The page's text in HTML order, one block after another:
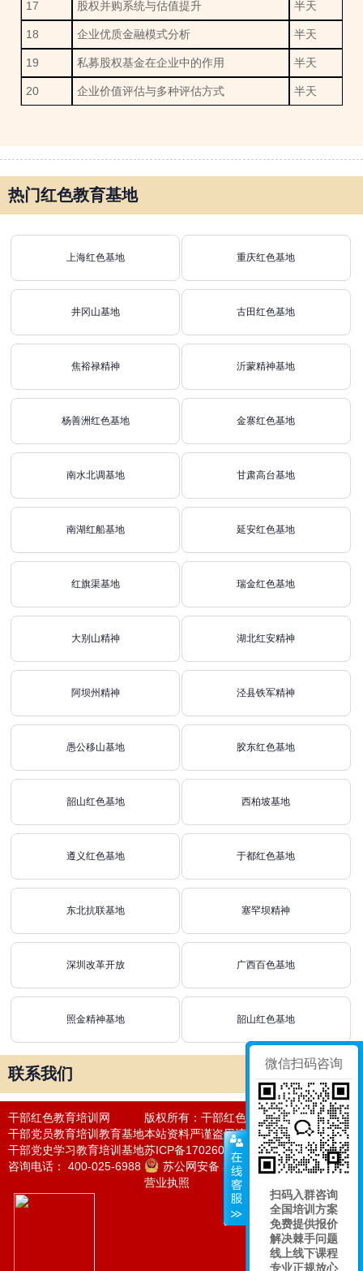
17 股权并购系统与估值提升 半天
18 企业优质金融模式分析 半天
19 私募股权基金在企业中的作用 半天
20 企业价值评估与多种评估方式 半天
热门红色教育基地
上海红色基地 重庆红色基地
井冈山基地 古田红色基地
焦裕禄精神 沂蒙精神基地
杨善洲红色基地 金寨红色基地
南水北调基地 甘肃高台基地
南湖红船基地 延安红色基地
红旗渠基地 瑞金红色基地
大别山精神 湖北红安精神
阿坝州精神 泾县铁军精神
愚公移山基地 胶东红色基地
韶山红色基地 西柏坡基地
遵义红色基地 于都红色基地
东北抗联基地 塞罕坝精神
深圳改革开放 广西百色基地
照金精神基地 韶山红色基地
联系我们
微信扫码咨询
扫码入群咨询
全国培训方案
免费提供报价
解决棘手问题
线上线下课程
专业正规放心
干部红色教育培训网
干部党员教育培训教育基地
干部党史学习教育培训基地
咨询电话： 400-025-6988
版权所有：干部红色教育培训网
本站资料严谨盗用违者必究法律责任
苏ICP备17026050号-24
苏公网安备 32011302320964号
营业执照